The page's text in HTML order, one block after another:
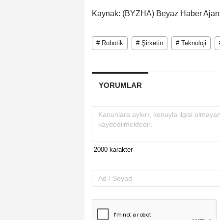
Kaynak: (BYZHA) Beyaz Haber
# Robotik # Şirketin # Teknoloji
YORUMLAR